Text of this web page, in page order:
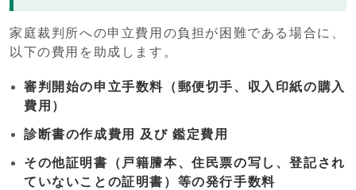
家庭裁判所への申立費用の負担が困難である場合に、
以下の費用を助成します。
審判開始の申立手数料（郵便切手、収入印紙の購入
費用）
診断書の作成費用 及び 鑑定費用
その他証明書（戸籍謄本、住民票の写し、登記され
ていないことの証明書）等の発行手数料